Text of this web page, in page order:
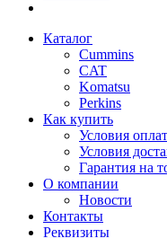
Каталог
Cummins
CAT
Komatsu
Perkins
Как купить
Условия
Условия
Гарантия на
О компании
Новости
Контакты
Реквизиты